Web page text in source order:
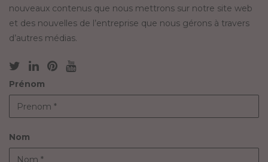
nouveaux contenus que nous mettrons sur notre site web
et des nouvelles de l’entreprise que nous gérons à travers
d’autres médias.
Prénom
Nom